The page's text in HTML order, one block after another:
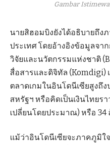
Gambar
นายสิฮอมบิงยังได้อธิบายถึง
ประเทศ โดยอ้างอิงข้อมูลจา
วิจัยและนวัตกรรมแห่งชาติ
สื่อสารและดิจิทัล (Komdigi)
ตลาดเกมในอินโดนีเซียสูงถึ
สหรัฐฯ หรือคิดเป็นเงินไทยร
เปลี่ยนโดยประมาณ) หรือ 34
แม้ว่าอินโดนีเซียจะภาคภูมิใ